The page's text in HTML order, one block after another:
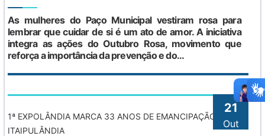
As mulheres do Paço Municipal vestiram rosa para
lembrar que cuidar de si é um ato de amor. A iniciativa
integra as ações do Outubro Rosa, movimento que
reforça a importância da prevenção e do...
21
Out
1ª EXPOLÂNDIA MARCA 33 ANOS DE EMANCIPAÇÃO DE
ITAIPULÂNDIA